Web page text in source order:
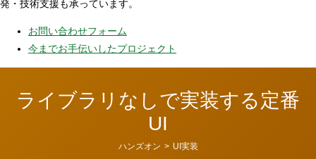
発・技術支援も承っています。
お問い合わせフォーム
今までお手伝いしたプロジェクト
ライブラリなしで実装する定番
UI
カ
ハンズオン > UI実装